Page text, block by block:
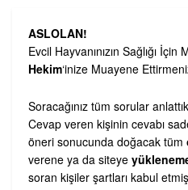
ASLOLAN!
Evcil Hayvanınızın Sağlığı İçin
Hekim‘inize Muayene
Soracağınız tüm sorular
Cevap veren kişinin cevabı
öneri sonucunda doğacak tüm
verene ya da siteye
soran kişiler şartları kabul